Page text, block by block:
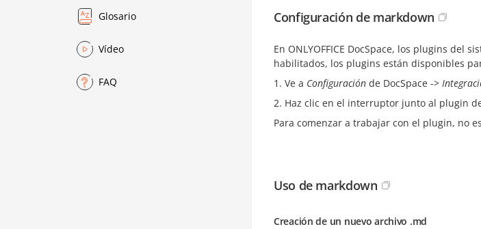
Glosario
Vídeo
FAQ
Configuración de markdown
En ONLYOFFICE DocSpace, los plugins
habilitados, los plugins están disponibles
Ve a Configuración de DocSpace ->
Haz clic en el interruptor junto al plugin
Para comenzar a trabajar con el plugin, no
Uso de markdown
Creación de un nuevo archivo .md